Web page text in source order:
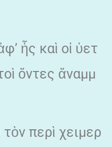
ἧς καὶ οἱ ὑετ
ὄντες ἄναμμ
τὸν περὶ χειμερ